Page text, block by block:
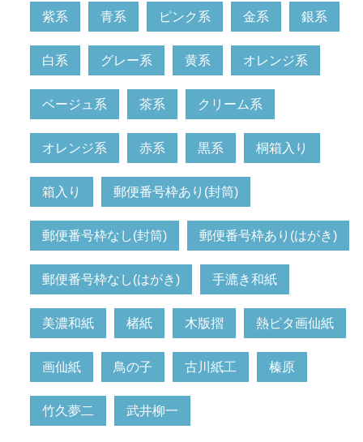
紫系 青系 ピンク系 金系 銀系
白系 グレー系 黄系 オレンジ系
ベージュ系 茶系 クリーム系
オレンジ系 赤系 黒系 桐箱入り
箱入り 郵便番号枠あり(封筒)
郵便番号枠なし(封筒) 郵便番号枠あり(はがき)
郵便番号枠なし(はがき) 手漉き和紙
美濃和紙 楮紙 木版摺 熱ピタ画仙紙
画仙紙 鳥の子 古川紙工 榛原
竹久夢二 武井柳一